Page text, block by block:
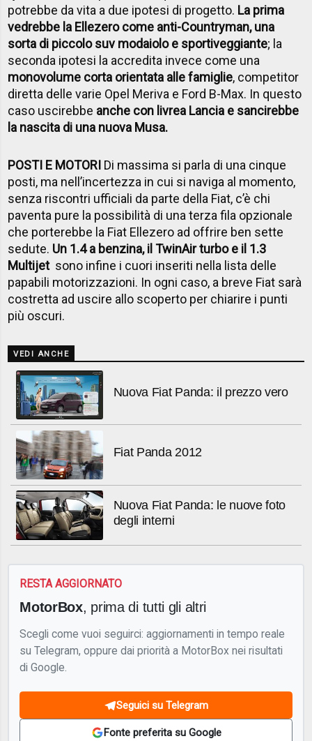
potrebbe da vita a due ipotesi di progetto. La prima
vedrebbe la Ellezero come anti-Countryman, una
sorta di piccolo suv modaiolo e sportiveggiante; la
seconda ipotesi la accredita invece come una
monovolume corta orientata alle famiglie, competitor
diretta delle varie Opel Meriva e Ford B-Max. In questo
caso uscirebbe anche con livrea Lancia e sancirebbe
la nascita di una nuova Musa.
POSTI E MOTORI Di massima si parla di una cinque
posti, ma nell’incertezza in cui si naviga al momento,
senza riscontri ufficiali da parte della Fiat, c’è chi
paventa pure la possibilità di una terza fila opzionale
che porterebbe la Fiat Ellezero ad offrire ben sette
sedute. Un 1.4 a benzina, il TwinAir turbo e il 1.3
Multijetsono infine i cuori inseriti nella lista delle
papabili motorizzazioni. In ogni caso, a breve Fiat sarà
costretta ad uscire allo scoperto per chiarire i punti
più oscuri.
VEDI ANCHE
Nuova Fiat Panda: il prezzo vero
Fiat Panda 2012
Nuova Fiat Panda: le nuove foto
degli interni
RESTA AGGIORNATO
MotorBox, prima di tutti gli altri
Scegli come vuoi seguirci: aggiornamenti in tempo reale
su Telegram, oppure dai priorità a MotorBox nei risultati
di Google.
Seguici su Telegram
Fonte preferita su Google